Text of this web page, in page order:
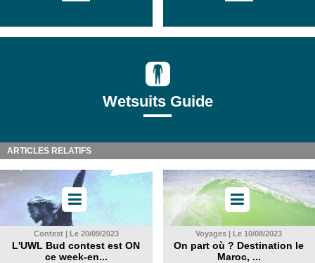
Wetsuits Guide
ARTICLES RELATIFS
Contest | Le 20/09/2023
L'UWL Bud contest est ON
ce week-en...
Voyages | Le 10/08/2023
On part où ? Destination le
Maroc, ...